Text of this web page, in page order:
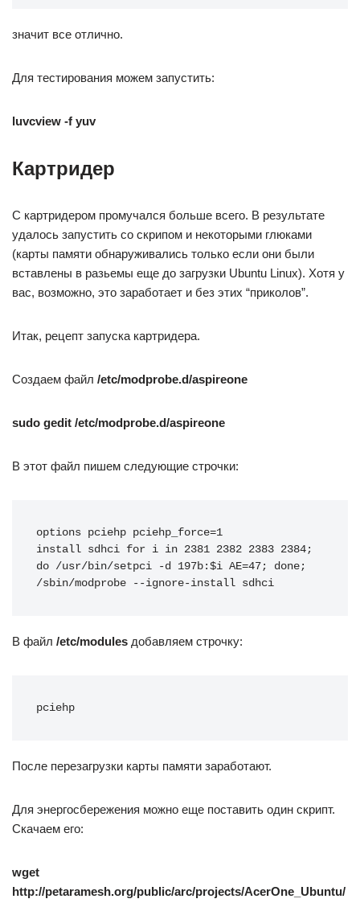
значит все отлично.
Для тестирования можем запустить:
luvcview -f yuv
Картридер
С картридером промучался больше всего. В результате
удалось запустить со скрипом и некоторыми глюками
(карты памяти обнаруживались только если они были
вставлены в разьемы еще до загрузки Ubuntu Linux). Хотя у
вас, возможно, это заработает и без этих “приколов”.
Итак, рецепт запуска картридера.
Создаем файл /etc/modprobe.d/aspireone
sudo gedit /etc/modprobe.d/aspireone
В этот файл пишем следующие строчки:
options pciehp pciehp_force=1
install sdhci for i in 2381 2382 2383 2384;
do /usr/bin/setpci -d 197b:$i AE=47; done;
/sbin/modprobe --ignore-install sdhci
В файл /etc/modules добавляем строчку:
pciehp
После перезагрузки карты памяти заработают.
Для энергосбережения можно еще поставить один скрипт.
Скачаем его:
wget
http://petaramesh.org/public/arc/projects/AcerOne_Ubuntu/